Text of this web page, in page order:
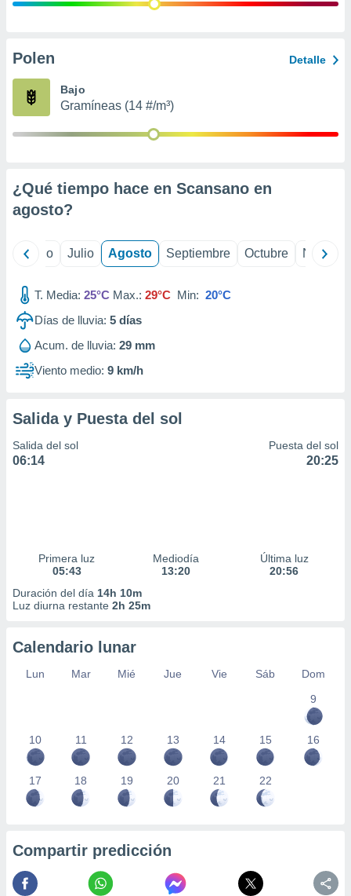
publicidad
de
Polen Detalle
Bajo
Gramíneas (14 #/m³)
¿Qué tiempo hace en Scansano en
agosto?
Junio Julio Agosto Septiembre Octubre
T. Media: 25°C Max.: 29°C Min: 20°C
Días de lluvia: 5 días
Acum. de lluvia: 29 mm
Viento medio: 9 km/h
Salida y Puesta del sol
Salida del sol
06:14
Puesta del sol
20:25
Primera luz
05:43
Mediodía
13:20
Última luz
20:56
Duración del día 14h 10m
Luz diurna restante 2h 25m
Calendario lunar
Lun Mar Mié Jue Vie Sáb
Dom
9
10 11 12 13 14 15 16
17 18 19 20 21 22
Compartir predicción